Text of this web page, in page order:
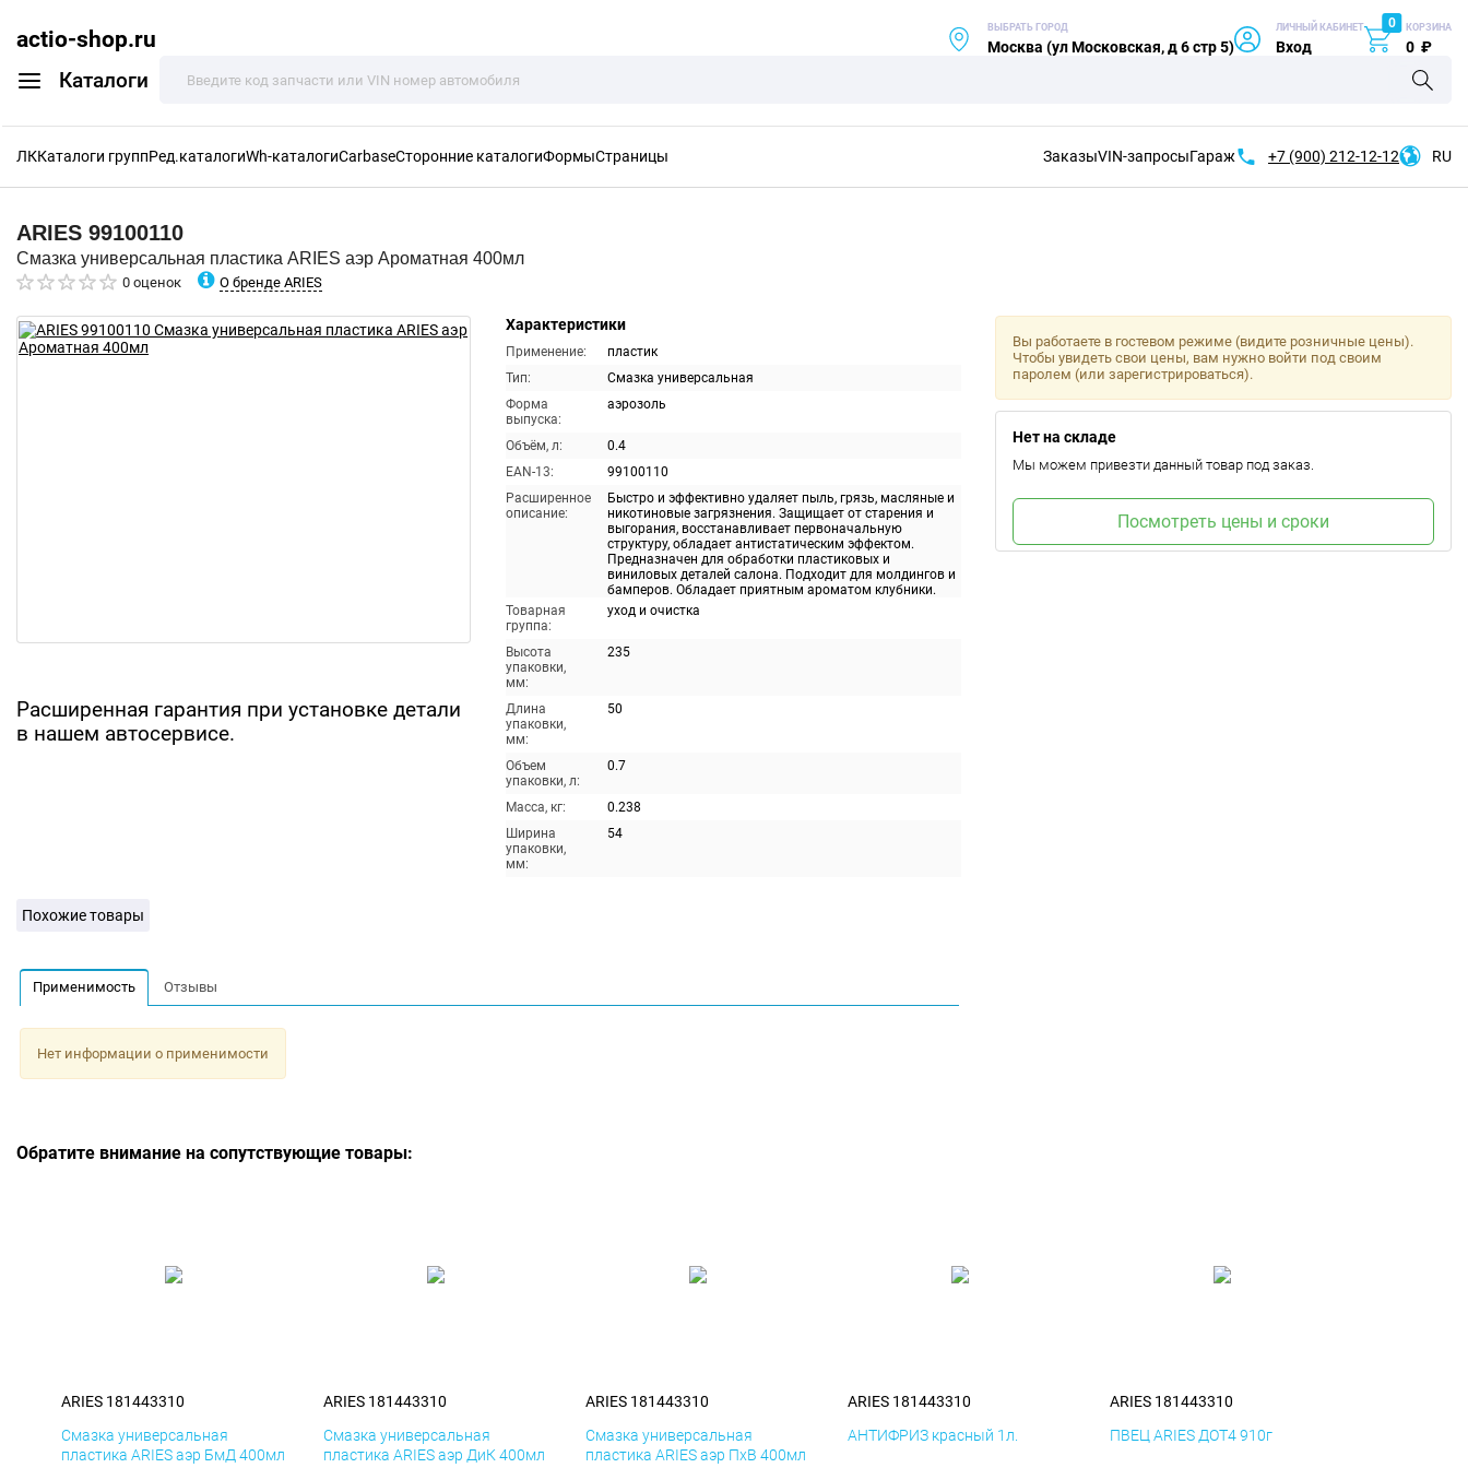
actio-shop.ru
Каталоги
ВЫБРАТЬ ГОРОД
Москва (ул Московская, д 6 стр 5)
ЛИЧНЫЙ КАБИНЕТ
Вход
0 КОРЗИНА
0 ₽
ЛККаталоги группРед.каталогиWh-каталогиCarbaseСторонние каталогиФормыСтраницы ЗаказыVIN-запросыГараж +7 (900) 212-12-12 RU
ARIES 99100110
Смазка универсальная пластика ARIES аэр Ароматная 400мл
0 оценок О бренде ARIES
Расширенная гарантия при установке детали
в нашем автосервисе.
Характеристики
Применение:
пластик
Тип:
Смазка универсальная
Форма
выпуска:
аэрозоль
Объём, л:
0.4
EAN-13:
99100110
Расширенное
описание:
Быстро и эффективно удаляет пыль, грязь, масляные и
никотиновые загрязнения. Защищает от старения и
выгорания, восстанавливает первоначальную
структуру, обладает антистатическим эффектом.
Предназначен для обработки пластиковых и
виниловых деталей салона. Подходит для молдингов и
бамперов. Обладает приятным ароматом клубники.
Товарная
группа:
уход и очистка
Высота
упаковки,
мм:
235
Длина
упаковки,
мм:
50
Объем
упаковки, л:
0.7
Масса, кг:
0.238
Ширина
упаковки,
мм:
54
Вы работаете в гостевом режиме (видите розничные цены).
Чтобы увидеть свои цены, вам нужно войти под своим
паролем (или зарегистрироваться).
Нет на складе
Мы можем привезти данный товар под заказ.
Посмотреть цены и сроки
Похожие товары
Применимость Отзывы
Нет информации о применимости
Обратите внимание на сопутствующие товары:
ARIES 181443310
Смазка универсальная
пластика ARIES аэр БмД 400мл
ARIES 181443310
Смазка универсальная
пластика ARIES аэр ДиК 400мл
ARIES 181443310
Смазка универсальная
пластика ARIES аэр ПхВ 400мл
ARIES 181443310
АНТИФРИЗ красный 1л.
ARIES 181443310
ПВЕЦ ARIES ДОТ4 910г